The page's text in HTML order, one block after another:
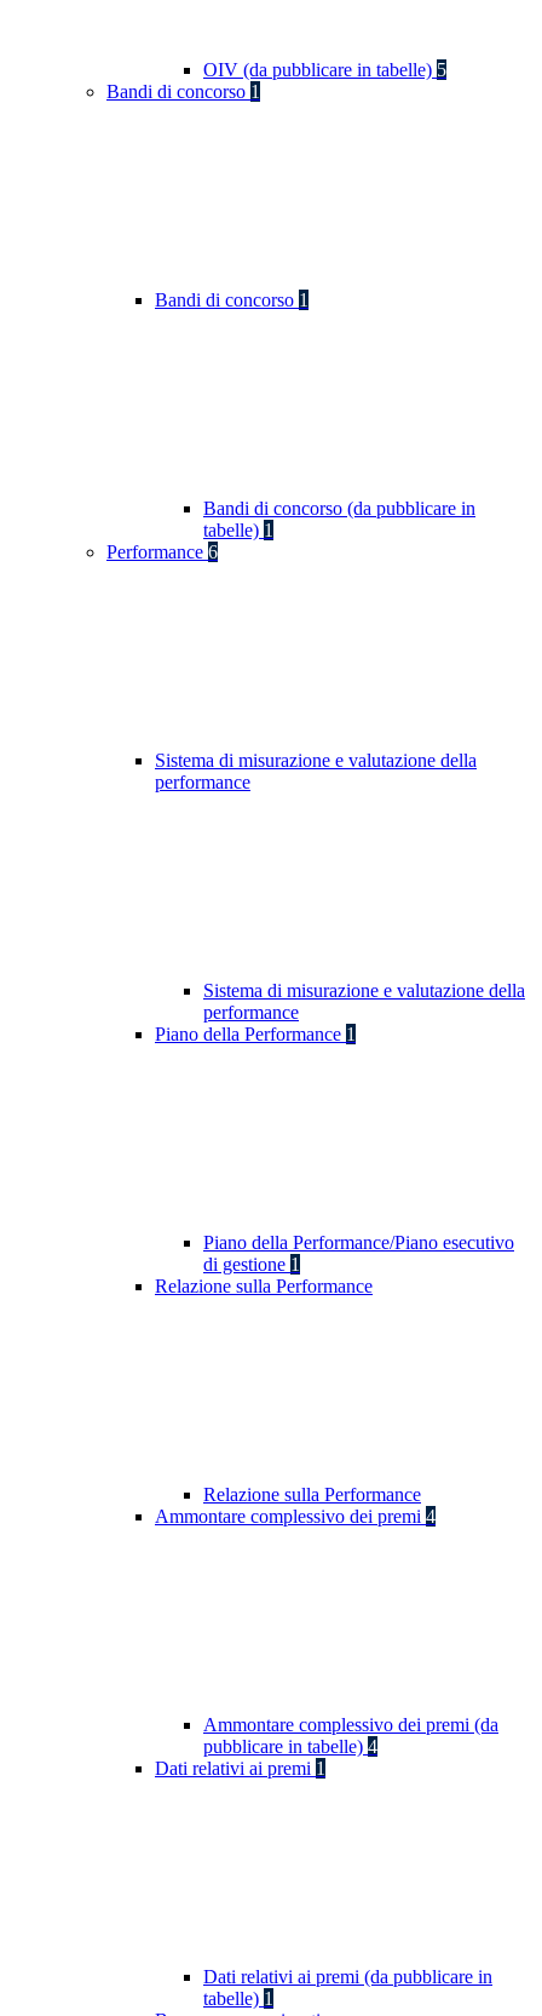
OIV (da pubblicare in tabelle) 5
Bandi di concorso 1
Bandi di concorso 1
Bandi di concorso (da pubblicare in
tabelle) 1
Performance 6
Sistema di misurazione e valutazione della
performance
Sistema di misurazione e valutazione della
performance
Piano della Performance 1
Piano della Performance/Piano esecutivo
di gestione 1
Relazione sulla Performance
Relazione sulla Performance
Ammontare complessivo dei premi 4
Ammontare complessivo dei premi (da
pubblicare in tabelle) 4
Dati relativi ai premi 1
Dati relativi ai premi (da pubblicare in
tabelle) 1